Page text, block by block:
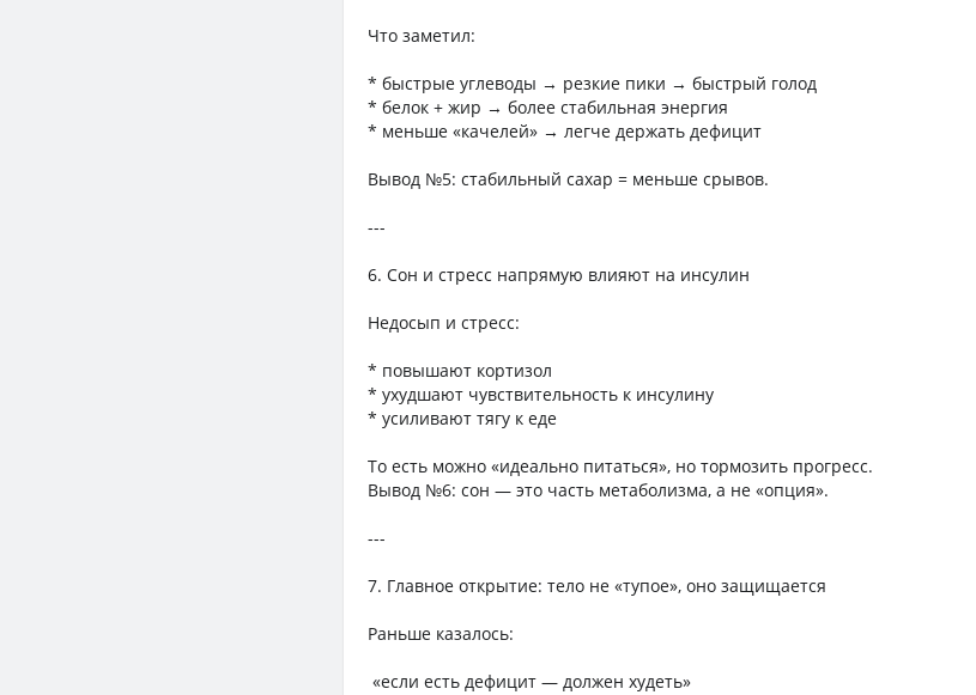
Что заметил:
* быстрые углеводы → резкие пики → быстрый голод
* белок + жир → более стабильная энергия
* меньше «качелей» → легче держать дефицит
Вывод №5: стабильный сахар = меньше срывов.
---
6. Сон и стресс напрямую влияют на инсулин
Недосып и стресс:
* повышают кортизол
* ухудшают чувствительность к инсулину
* усиливают тягу к еде
То есть можно «идеально питаться», но тормозить прогресс.
Вывод №6: сон — это часть метаболизма, а не «опция».
---
7. Главное открытие: тело не «тупое», оно защищается
Раньше казалось:
«если есть дефицит — должен худеть»